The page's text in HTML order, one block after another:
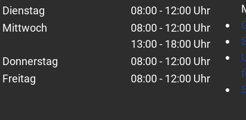
Dienstag
08:00 - 12:00 Uhr
Mittwoch
08:00 - 12:00 Uhr
13:00 - 18:00 Uhr
Donnerstag
08:00 - 12:00 Uhr
Freitag
08:00 - 12:00 Uhr